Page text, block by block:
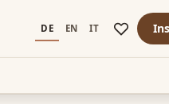
DE EN IT